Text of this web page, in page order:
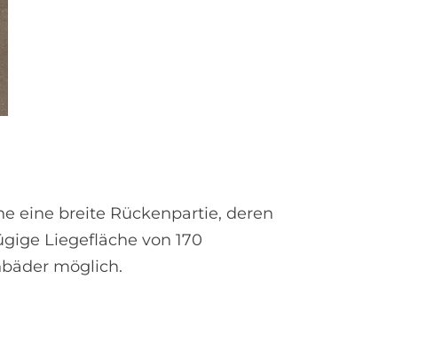
eine breite Rückenpartie, deren
Liegefläche von 170
möglich.